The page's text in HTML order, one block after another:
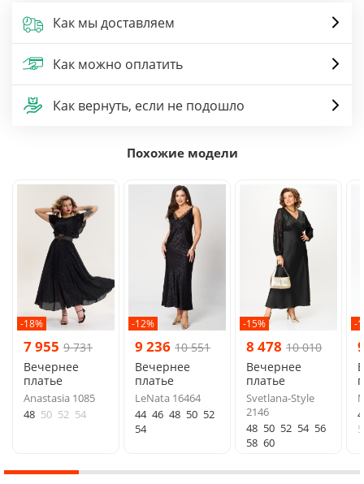
Как мы доставляем
Как можно оплатить
Как вернуть, если не подошло
Похожие модели
-18%
7 955 9 731
Вечернее
платье
Anastasia 1085
48 50 52 54
-12%
9 236 10 551
Вечернее
платье
LeNata 16464
44 46 48 50 52
54
-15%
8 478 10 010
Вечернее
платье
Svetlana-Style
2146
48 50 52 54 56
58 60
-